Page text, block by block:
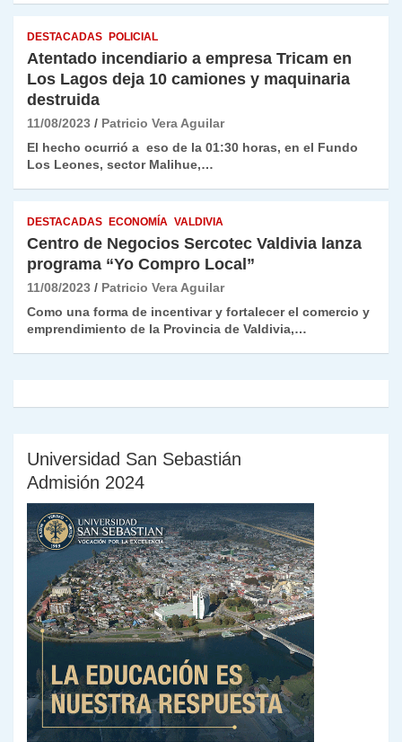
DESTACADAS POLICIAL
Atentado incendiario a empresa Tricam en
Los Lagos deja 10 camiones y maquinaria
destruida
11/08/2023
Patricio Vera Aguilar
El hecho ocurrió a eso de la 01:30 horas, en el Fundo
Los Leones, sector Malihue,…
DESTACADAS ECONOMÍA VALDIVIA
Centro de Negocios Sercotec Valdivia lanza
programa “Yo Compro Local”
11/08/2023
Patricio Vera Aguilar
Como una forma de incentivar y fortalecer el comercio y
emprendimiento de la Provincia de Valdivia,…
Universidad San Sebastián
Admisión 2024